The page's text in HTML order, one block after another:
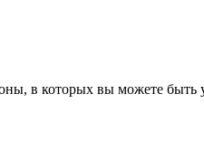
в которых вы можете быть